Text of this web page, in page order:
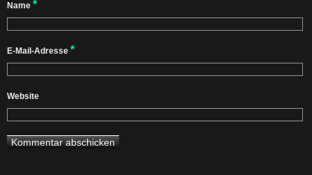
Name *
E-Mail-Adresse *
Website